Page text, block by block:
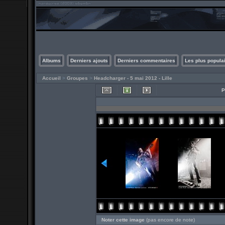
Albums Derniers ajouts Derniers commentaires Les plus
Accueil > Groupes > Headcharger - 5 mai 2012 - Lille
Noter cette image (pas encore de note)